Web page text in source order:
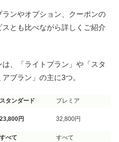
ンやオプション、クーポンの
とも比べながら詳しくご紹介
、「ライトプラン」や「スタ
ブラン」の主に3つ。
スタンダード
プレミア
23,800円 32,800円
すべて
すべて